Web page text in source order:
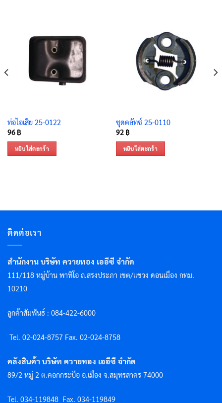
ท่อไอเสีย 25-0122
96 ฿
หยิบใส่ตะกร้า
ชุดคลัทช์ 25-0110
92 ฿
หยิบใส่ตะกร้า
ติดต่อเรา
สำนักงาน บริษัท ควายทอง เออีซี จำกัด
111/118 หมู่บ้าน พาทิโอ ถ.สรงประภา เขต/แขวง ดอนเมือง กทม.
10210
ลูกค้าสัมพันธ์ : 084-422-6000
Tel. 02-024-8757 Fax. 02-024-8758
คลังสินค้า บริษัท ควายทอง เออีซี จำกัด
89/2 หมู่ 2 ต.คอกกระบือ อ.เมือง จ.สมุทรสาคร 74000
Tel. 034-119848 Fax. 034-119849